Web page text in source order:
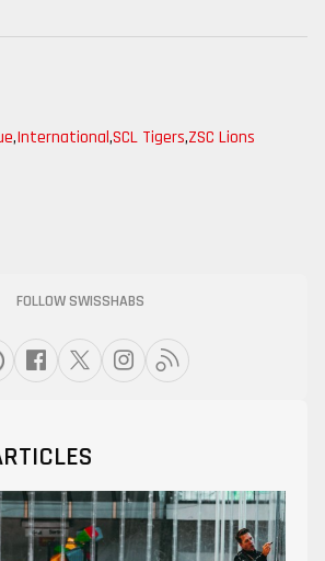
,International,SCL Tigers,ZSC Lions
FOLLOW SWISSHABS